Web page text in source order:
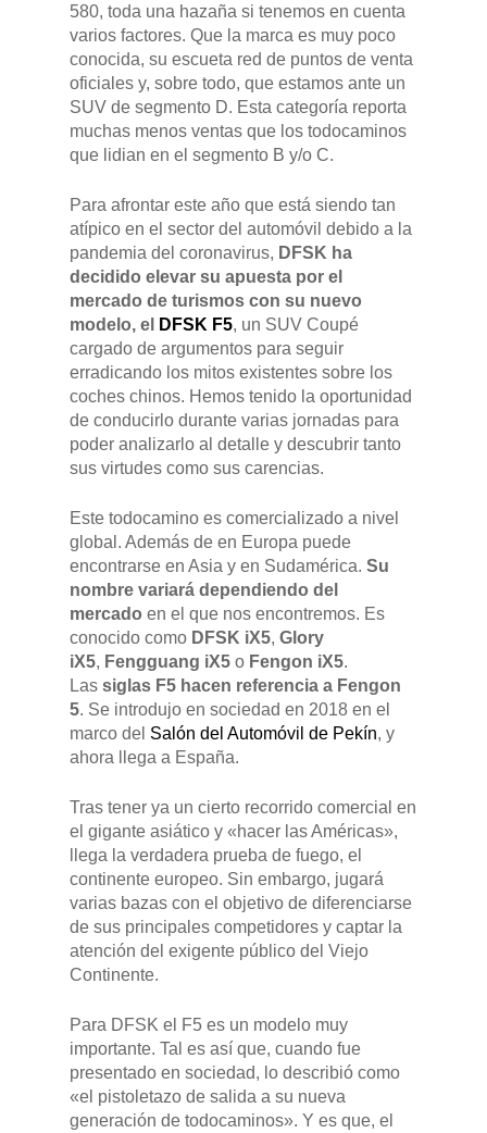
Pulse Enter para buscar o ESC para cerrar
580, toda una hazaña si tenemos en cuenta
varios factores. Que la marca es muy poco
conocida, su escueta red de puntos de venta
oficiales y, sobre todo, que estamos ante un
SUV de segmento D. Esta categoría reporta
muchas menos ventas que los todocaminos
que lidian en el segmento B y/o C.
Para afrontar este año que está siendo tan
atípico en el sector del automóvil debido a la
pandemia del coronavirus, DFSK ha
decidido elevar su apuesta por el
mercado de turismos con su nuevo
modelo, el
DFSK F5, un SUV Coupé
cargado de argumentos para seguir
erradicando los mitos existentes sobre los
coches chinos. Hemos tenido la oportunidad
de conducirlo durante varias jornadas para
poder analizarlo al detalle y descubrir tanto
sus virtudes como sus carencias.
Este todocamino es comercializado a nivel
global. Además de en Europa puede
encontrarse en Asia y en Sudamérica. Su
nombre variará dependiendo del
mercado en el que nos encontremos. Es
conocido como DFSK iX5, Glory
iX5, Fengguang iX5 o Fengon iX5.
Las siglas F5 hacen referencia a Fengon
5. Se introdujo en sociedad en 2018 en el
marco del Salón del Automóvil de Pekín, y
ahora llega a España.
Tras tener ya un cierto recorrido comercial en
el gigante asiático y «hacer las Américas»,
llega la verdadera prueba de fuego, el
continente europeo. Sin embargo, jugará
varias bazas con el objetivo de diferenciarse
de sus principales competidores y captar la
atención del exigente público del Viejo
Continente.
Para DFSK el F5 es un modelo muy
importante. Tal es así que, cuando fue
presentado en sociedad, lo describió como
«el pistoletazo de salida a su nueva
generación de todocaminos». Y es que, el